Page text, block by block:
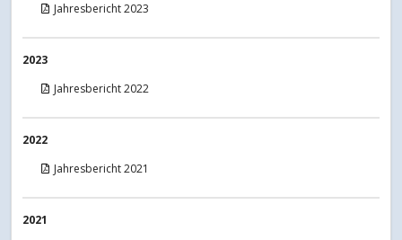
Jahresbericht 2023
2023
Jahresbericht 2022
2022
Jahresbericht 2021
2021